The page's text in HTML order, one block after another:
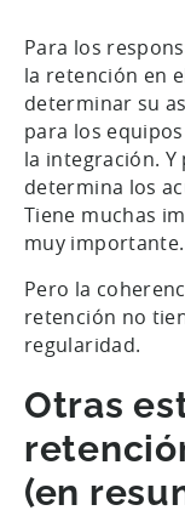
Para los
la retención en
determinar su
para los
la integración.
determina los
Tiene muchas
muy importante.
Pero la
retención no
regularidad.
Otras
(en